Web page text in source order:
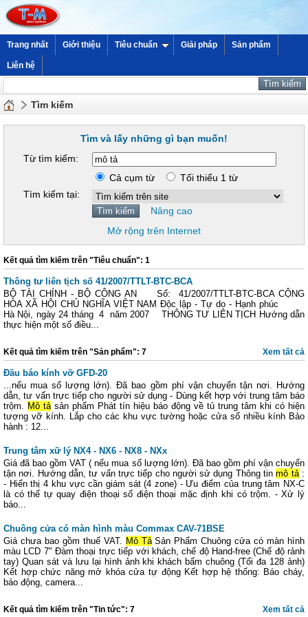
Trang nhất Giới thiệu Tiêu chuẩn Giải pháp Sản phẩm
Liên hệ
Tìm kiếm
Tìm và lấy những gì bạn muốn!
Từ tìm kiếm:
Cả cụm từ
Tối thiểu 1 từ
Tìm kiếm tại:
Nâng cao
Mở rộng trên Internet
Kết quả tìm kiếm trên "Tiêu chuẩn": 1
Thông tư liên tịch số 41/2007/TTLT-BTC-BCA
BỘ TÀI CHÍNH - BỘ CÔNG AN Số: 41/2007/TTLT-BTC-BCA CỘNG
HÒA XÃ HỘI CHỦ NGHĨA VIỆT NAM Độc lập - Tự do - Hạnh phúc
Hà Nội, ngày 24 tháng 4 năm 2007 THÔNG TƯ LIÊN TỊCH Hướng dẫn
thực hiện một số điều...
Xem tất cả
Kết quả tìm kiếm trên "Sản phẩm": 7
Đầu báo kính vỡ GFD-20
...nếu mua số lượng lớn). Đã bao gồm phí vận chuyển tận nơi. Hướng
dẫn, tư vấn trực tiếp cho người sử dụng - Dùng kết hợp với trung tâm báo
trộm. Mô tảsản phẩm Phát tín hiệu báo động về tủ trung tâm khi có hiện
tượng vỡ kính. Lắp cho các khu vực tường hoặc cửa sổ nhiều kính Bảo
hành : 12...
Trung tâm xữ lý NX4 - NX6 - NX8 - NXx
Giá đã bao gồm VAT ( nếu mua số lượng lớn). Đã bao gồm phí vận chuyển
tận nơi. Hướng dẫn, tư vấn trực tiếp cho người sử dụng Thông tinmô tả:
- Hiển thị 4 khu vực cần giám sát (4 zone) - Ưu điểm của trung tâm NX-C
là có thể tự quay điện thoại số điện thoại mặc định khi có trộm. - Xử lý
báo...
Chuông cửa có màn hình màu Commax CAV-71BSE
Giá chưa bao gồm thuế VAT. Mô TảSản Phẩm Chuông cửa có màn hình
màu LCD 7" Đàm thoại trực tiếp với khách, chế độ Hand-free (Chế độ rảnh
tay) Quan sát và lưu lại hình ảnh khi khách bấm chuông (Tối đa 128 ảnh)
Kết hợp chức năng mở khóa cửa tự động Kết hợp hệ thống: Báo cháy,
báo động, camera...
Xem tất cả
Kết quả tìm kiếm trên "Tin tức": 7